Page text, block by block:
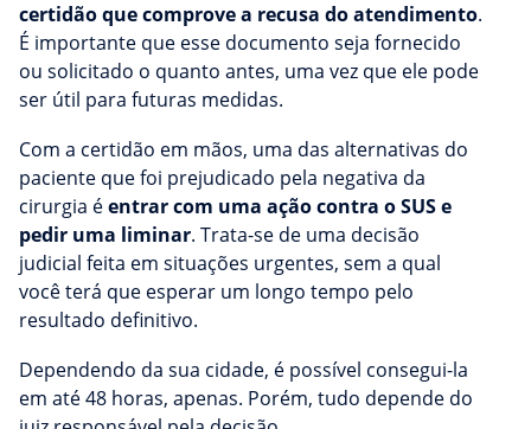
certidão que comprove a recusa do atendimento.
É importante que esse documento seja fornecido
ou solicitado o quanto antes, uma vez que ele pode
ser útil para futuras medidas.
Com a certidão em mãos, uma das alternativas do
paciente que foi prejudicado pela negativa da
cirurgia éentrar com uma ação contra o SUS e
pedir uma liminar. Trata-se de uma decisão
judicial feita em situações urgentes, sem a qual
você terá que esperar um longo tempo pelo
resultado definitivo.
Dependendo da sua cidade, é possível consegui-la
em até 48 horas, apenas. Porém, tudo depende do